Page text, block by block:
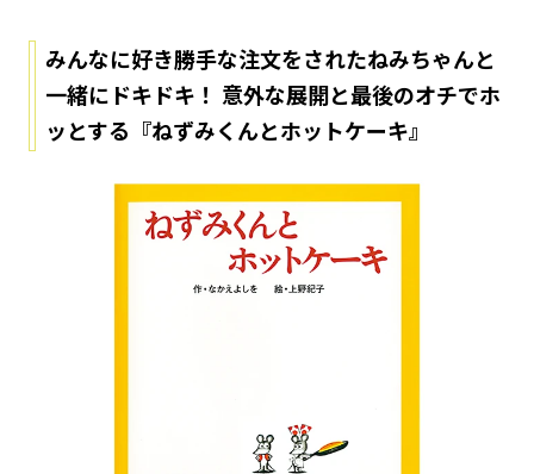
みんなに好き勝手な注文をされたねみちゃんと
一緒にドキドキ！ 意外な展開と最後のオチでホ
ッとする『ねずみくんとホットケーキ』